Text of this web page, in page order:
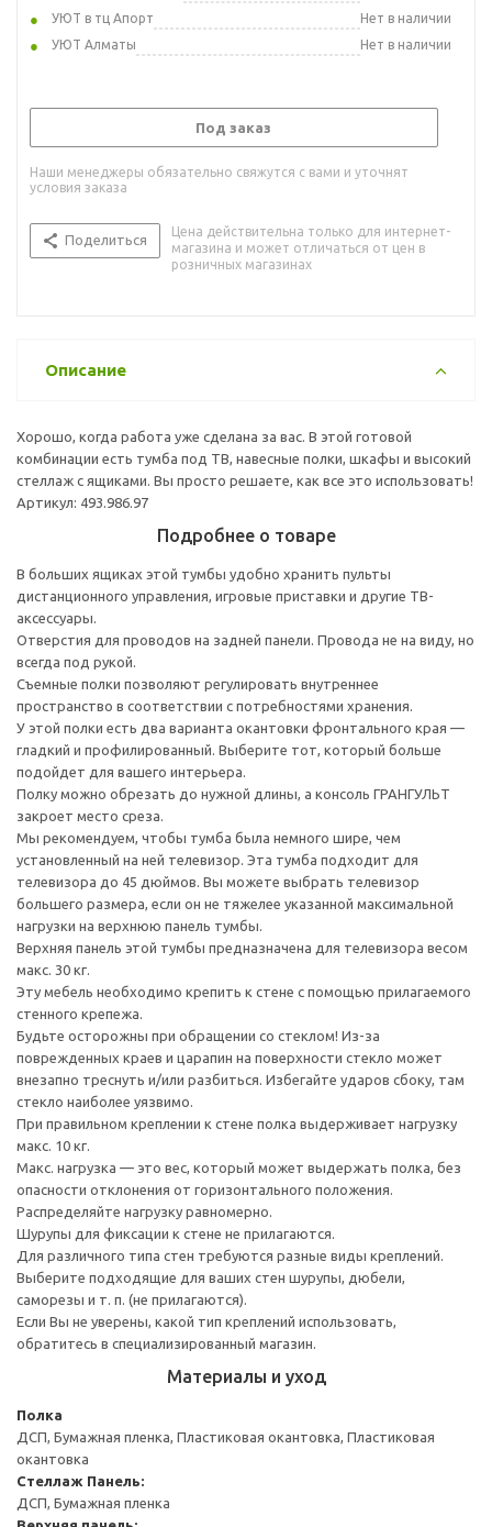
УЮТ в тц Апорт
Нет в наличии
УЮТ Алматы
Нет в наличии
Под заказ
Наши менеджеры обязательно свяжутся с вами и уточнят
условия заказа
Поделиться
Цена действительна только для интернет-
магазина и может отличаться от цен в
розничных магазинах
Описание
Хорошо, когда работа уже сделана за вас. В этой готовой
комбинации есть тумба под ТВ, навесные полки, шкафы и высокий
стеллаж с ящиками. Вы просто решаете, как все это использовать!
Артикул: 493.986.97
Подробнее о товаре
В больших ящиках этой тумбы удобно хранить пульты
дистанционного управления, игровые приставки и другие ТВ-
аксессуары.
Отверстия для проводов на задней панели. Провода не на виду, но
всегда под рукой.
Съемные полки позволяют регулировать внутреннее
пространство в соответствии с потребностями хранения.
У этой полки есть два варианта окантовки фронтального края —
гладкий и профилированный. Выберите тот, который больше
подойдет для вашего интерьера.
Полку можно обрезать до нужной длины, а консоль ГРАНГУЛЬТ
закроет место среза.
Мы рекомендуем, чтобы тумба была немного шире, чем
установленный на ней телевизор. Эта тумба подходит для
телевизора до 45 дюймов. Вы можете выбрать телевизор
большего размера, если он не тяжелее указанной максимальной
нагрузки на верхнюю панель тумбы.
Верхняя панель этой тумбы предназначена для телевизора весом
макс. 30 кг.
Эту мебель необходимо крепить к стене с помощью прилагаемого
стенного крепежа.
Будьте осторожны при обращении со стеклом! Из-за
поврежденных краев и царапин на поверхности стекло может
внезапно треснуть и/или разбиться. Избегайте ударов сбоку, там
стекло наиболее уязвимо.
При правильном креплении к стене полка выдерживает нагрузку
макс. 10 кг.
Макс. нагрузка — это вес, который может выдержать полка, без
опасности отклонения от горизонтального положения.
Распределяйте нагрузку равномерно.
Шурупы для фиксации к стене не прилагаются.
Для различного типа стен требуются разные виды креплений.
Выберите подходящие для ваших стен шурупы, дюбели,
саморезы и т. п. (не прилагаются).
Если Вы не уверены, какой тип креплений использовать,
обратитесь в специализированный магазин.
Материалы и уход
Полка
ДСП, Бумажная пленка, Пластиковая окантовка, Пластиковая
окантовка
Стеллаж Панель:
ДСП, Бумажная пленка